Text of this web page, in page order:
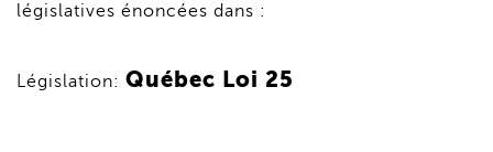
législatives énoncées dans :
Législation: Québec Loi 25